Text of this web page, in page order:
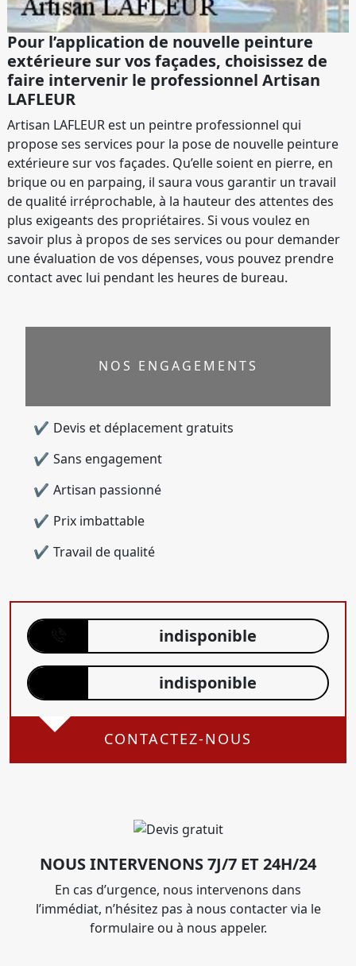
Pour l’application de nouvelle peinture
extérieure sur vos façades, choisissez de
faire intervenir le professionnel Artisan
LAFLEUR
Artisan LAFLEUR est un peintre professionnel qui
propose ses services pour la pose de nouvelle peinture
extérieure sur vos façades. Qu’elle soient en pierre, en
brique ou en parpaing, il saura vous garantir un travail
de qualité irréprochable, à la hauteur des attentes des
plus exigeants des propriétaires. Si vous voulez en
savoir plus à propos de ses services ou pour demander
une évaluation de vos dépenses, vous pouvez prendre
contact avec lui pendant les heures de bureau.
NOS ENGAGEMENTS
Devis et déplacement gratuits
Sans engagement
Artisan passionné
Prix imbattable
Travail de qualité
indisponible
indisponible
CONTACTEZ-NOUS
NOUS INTERVENONS 7J/7 ET 24H/24
En cas d’urgence, nous intervenons dans
l’immédiat, n’hésitez pas à nous contacter via le
formulaire ou à nous appeler.